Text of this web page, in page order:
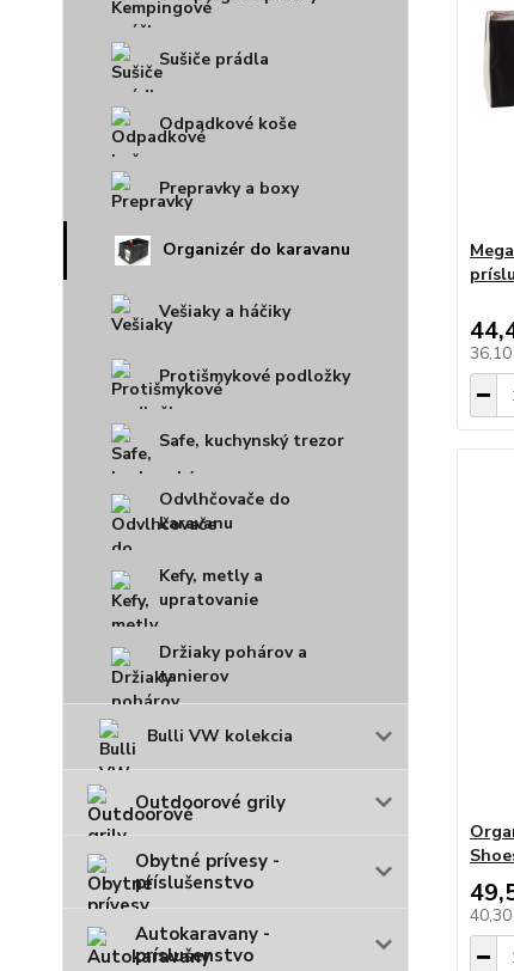
Sušiče prádla
Odpadkové koše
Prepravky a boxy
Organizér do karavanu
Vešiaky a háčiky
Protišmykové podložky
Safe, kuchynský trezor
Odvlhčovače do
karavanu
Kefy, metly a
upratovanie
Držiaky pohárov a
tanierov
Bulli VW kolekcia
Outdoorové grily
Obytné prívesy -
príslušenstvo
Autokaravany -
príslušenstvo